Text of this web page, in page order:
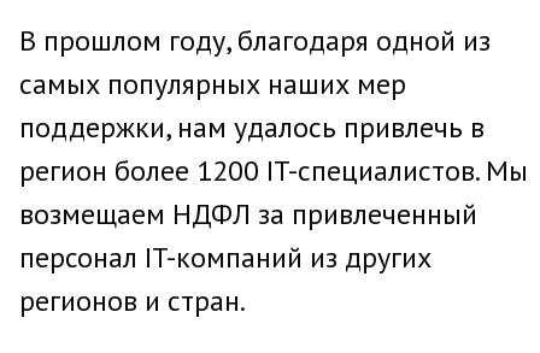
В прошлом году, благодаря одной из
самых популярных наших мер
поддержки, нам удалось привлечь в
регион более 1200 IT-специалистов. Мы
возмещаем НДФЛ за привлеченный
персонал IT-компаний из других
регионов и стран.